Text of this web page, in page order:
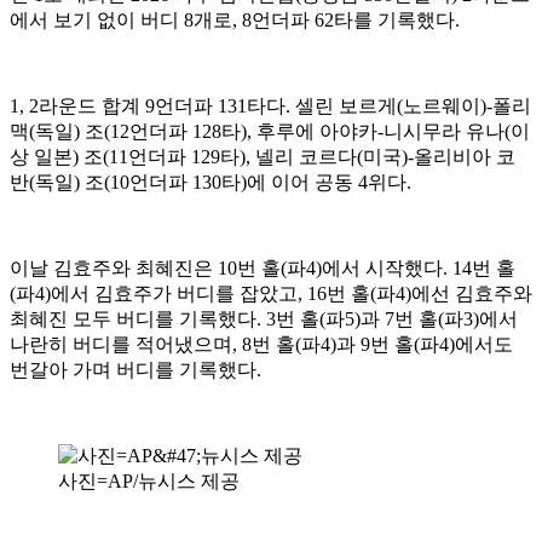
에서 보기 없이 버디 8개로, 8언더파 62타를 기록했다.
1, 2라운드 합계 9언더파 131타다. 셀린 보르게(노르웨이)-폴리
맥(독일) 조(12언더파 128타), 후루에 아야카-니시무라 유나(이
상 일본) 조(11언더파 129타), 넬리 코르다(미국)-올리비아 코
반(독일) 조(10언더파 130타)에 이어 공동 4위다.
이날 김효주와 최혜진은 10번 홀(파4)에서 시작했다. 14번 홀
(파4)에서 김효주가 버디를 잡았고, 16번 홀(파4)에선 김효주와
최혜진 모두 버디를 기록했다. 3번 홀(파5)과 7번 홀(파3)에서
나란히 버디를 적어냈으며, 8번 홀(파4)과 9번 홀(파4)에서도
번갈아 가며 버디를 기록했다.
사진=AP/뉴시스 제공